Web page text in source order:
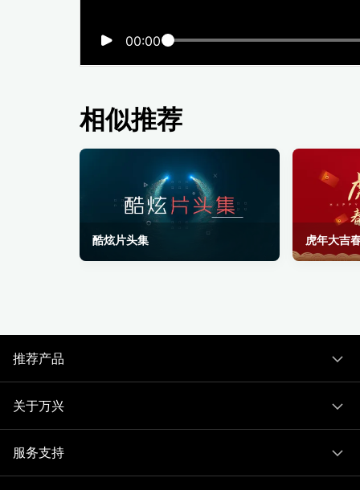
00:00
相似推荐
酷炫片头集 虎年大吉
推荐产品
关于万兴
服务支持